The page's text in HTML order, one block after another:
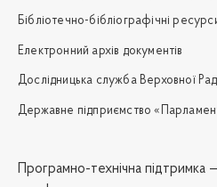
Бібліотечно-бібліографічні
Електронний архів документів
Дослідницька служба Верховної
Державне підприємство
Програмно-технічна підтримка —